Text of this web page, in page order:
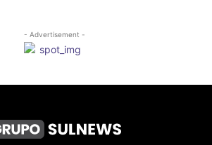
- Advertisement -